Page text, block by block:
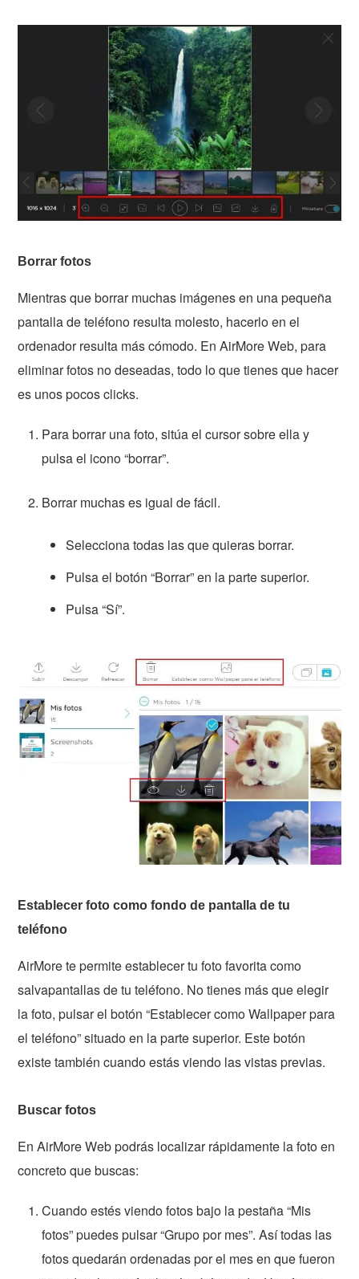
Borrar fotos
Mientras que borrar muchas imágenes en una pequeña
pantalla de teléfono resulta molesto, hacerlo en el
ordenador resulta más cómodo. En AirMore Web, para
eliminar fotos no deseadas, todo lo que tienes que hacer
es unos pocos clicks.
Para borrar una foto, sitúa el cursor sobre ella y
pulsa el icono “borrar”.
Borrar muchas es igual de fácil.
Selecciona todas las que quieras borrar.
Pulsa el botón “Borrar” en la parte superior.
Pulsa “Sí”.
Establecer foto como fondo de pantalla de tu
teléfono
AirMore te permite establecer tu foto favorita como
salvapantallas de tu teléfono. No tienes más que elegir
la foto, pulsar el botón “Establecer como Wallpaper para
el teléfono” situado en la parte superior. Este botón
existe también cuando estás viendo las vistas previas.
Buscar fotos
En AirMore Web podrás localizar rápidamente la foto en
concreto que buscas:
Cuando estés viendo fotos bajo la pestaña “Mis
fotos” puedes pulsar “Grupo por mes”. Así todas las
fotos quedarán ordenadas por el mes en que fueron